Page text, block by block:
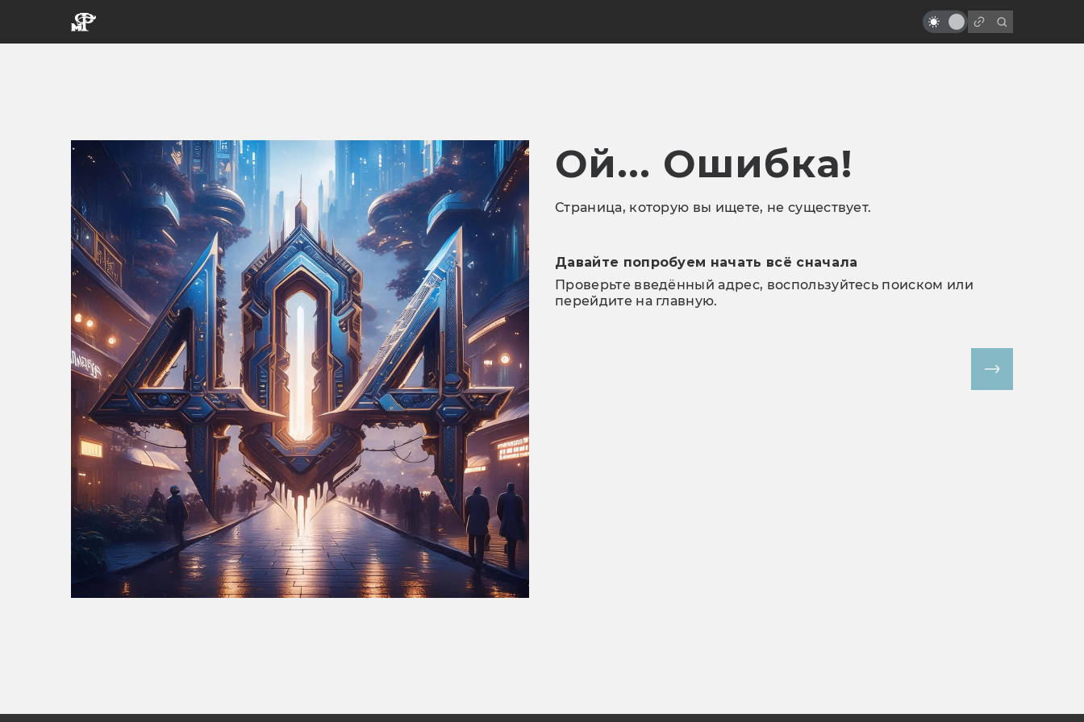
Ой... Ошибка!
Страница, которую вы ищете, не существует.
Давайте попробуем начать всё сначала
Проверьте введённый адрес, воспользуйтесь поиском или
перейдите на главную.